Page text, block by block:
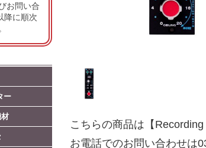
こちらの商品は【
お電話でのお問い合わせは
お問い合
降に順次
ー